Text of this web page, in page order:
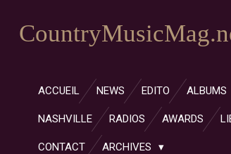
ACCUEIL NEWS EDITO ALBUMS
NASHVILLE RADIOS AWARDS
CONTACT ARCHIVES